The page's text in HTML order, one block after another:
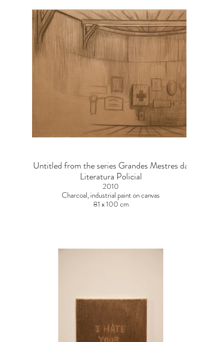
Untitled from the series Grandes Mestres da
Literatura Policial
2010
Charcoal, industrial paint on canvas
81 x 100 cm